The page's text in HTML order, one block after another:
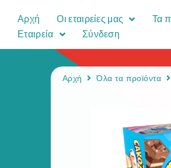
Αρχή Οι εταιρείες μας
Τα
Εταιρεία
Σύνδεση
Αρχή Όλα τα προϊόντα